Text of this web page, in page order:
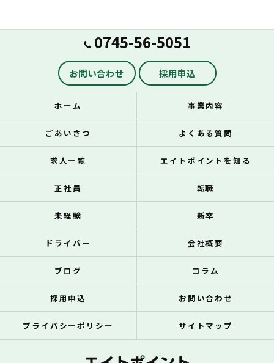
0745-56-5051
お問い合わせ 採用申込
ホーム 事業内容
ごあいさつ よくある質問
求人一覧 エイトポイントを知る
正社員 転職
未経験 新卒
ドライバー 会社概要
ブログ コラム
採用申込 お問い合わせ
プライバシーポリシー サイトマップ